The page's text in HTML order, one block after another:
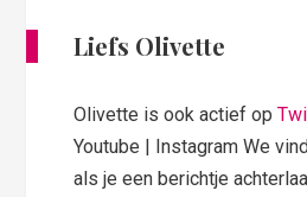
Liefs Olivette
Olivette is ook actief op
Youtube | Instagram We
als je een berichtje